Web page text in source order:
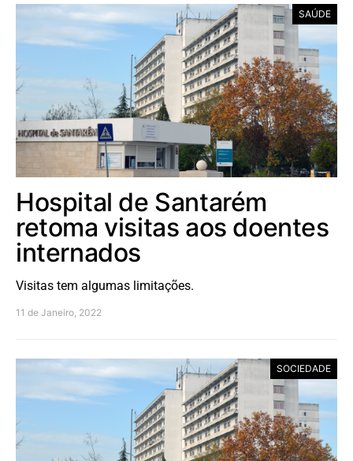
SAÚDE
Hospital de Santarém
retoma visitas aos doentes
internados
Visitas tem algumas limitações.
11 de Janeiro, 2022
SOCIEDADE